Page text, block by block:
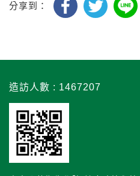
分享到：
造訪人數 : 1467207